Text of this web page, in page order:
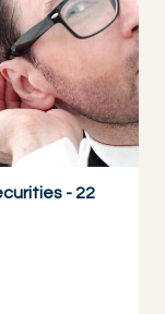
- 22